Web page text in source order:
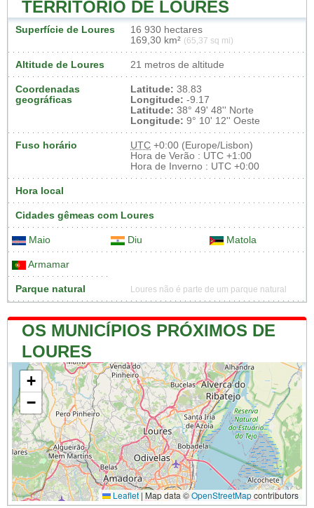
TERRITÓRIO DE LOURES
Superfície de Loures
16 930 hectares
169,30 km² (65,37 sq mi)
Altitude de Loures 21 metros de altitude
Coordenadas
geográficas
Latitude: 38.83
Longitude: -9.17
Latitude: 38° 49' 48'' Norte
Longitude: 9° 10' 12'' Oeste
Fuso horário UTC +0:00 (Europe/Lisbon)
Hora de Verão : UTC +1:00
Hora de Inverno : UTC +0:00
Hora local
Cidades gêmeas com Loures
Maio Diu Matola
Armamar
Parque natural Loures não é parte de um parque natural
OS MUNICÍPIOS PRÓXIMOS DE
LOURES
+
−
Leaflet | Map data ©OpenStreetMapcontributors